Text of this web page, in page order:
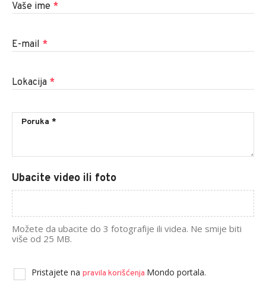
Vaše ime *
E-mail *
Lokacija *
Ubacite video ili foto
Možete da ubacite do 3 fotografije ili videa. Ne smije biti
više od 25 MB.
Pristajete na pravila korišćenja Mondo portala.